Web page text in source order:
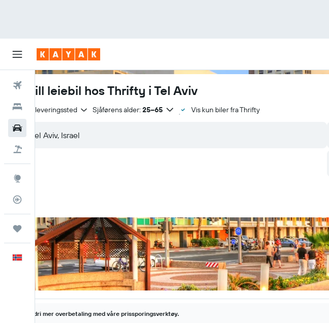
Fly
Hoteller
Reiser
Norsk
Bestill leiebil hos Thrifty i Tel Aviv
Samme leveringssted Sjåførens alder: 25–65 Vis kun biler fra Thrifty
Aldri mer overbetaling med våre prissporingsverktøy.